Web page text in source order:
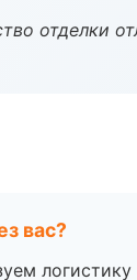
отделки
вас?
логистику